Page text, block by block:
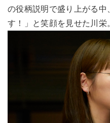
の役柄説明で盛り上がる中
す！」と笑顔を見せた川栄